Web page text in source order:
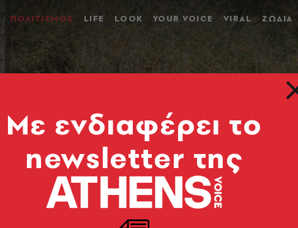
ΠΟΛΙΤΙΣΜΟΣ LIFE LOOK YOUR VOICE VIRAL ΖΩΔΙΑ
Mε ενδιαφέρει το
newsletter της